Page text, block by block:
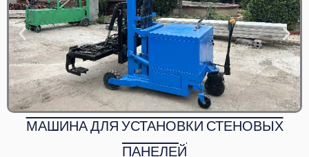
ЭЛЕКТРИЧЕСКИЙ САМОСВАЛ ДЛЯ БЕТОНА